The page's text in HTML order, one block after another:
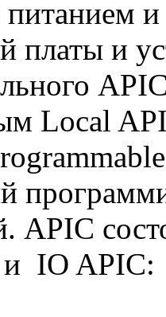
питанием
платы и
Local
APIC
IO APIC: